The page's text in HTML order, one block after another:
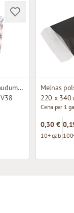
Papīra maisi ar auduma rokturiem un dizainu
220 x 340
Cena par 1
0,30 €
10+ gab.